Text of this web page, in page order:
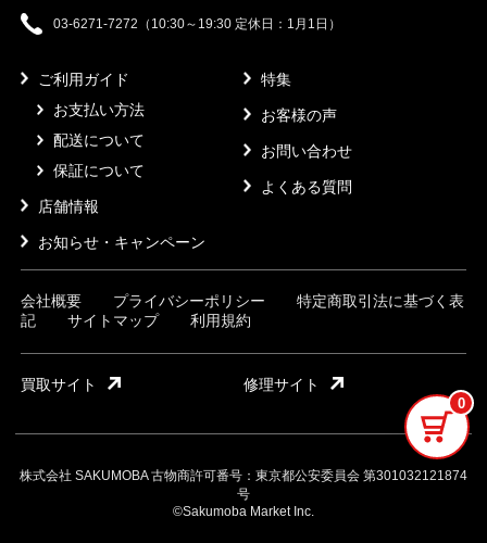
0
03-6271-7272（10:30～19:30 定休日：1月1日）
ご利用ガイド
お支払い方法
配送について
保証について
店舗情報
お知らせ・キャンペーン
特集
お客様の声
お問い合わせ
よくある質問
会社概要 プライバシーポリシー
特定商取引法に基づく表
記
サイトマップ 利用規約
買取サイト 修理サイト
株式会社 SAKUMOBA 古物商許可番号：東京都公安委員会 第301032121874
号
©Sakumoba Market Inc.